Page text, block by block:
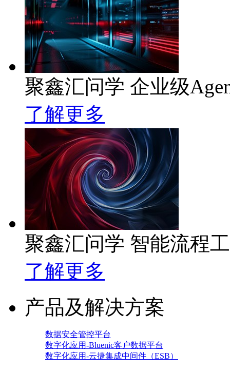
聚鑫汇问学 企业级
了解更多
聚鑫汇问学 智能流程
了解更多
产品及解决方案
数据安全管控平台
数字化应用-Bluenic客户数据平台
数字化应用-云捷集成中间件（ESB）